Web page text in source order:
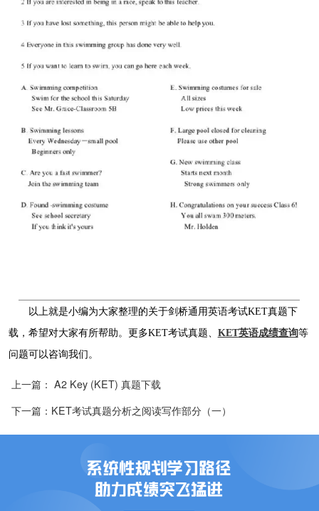
以上就是小编为大家整理的关于剑桥通用英语考试KET真题下
载，希望对大家有所帮助。更多KET考试真题、 KET英语成绩查询等
问题可以咨询我们。
上一篇： A2 Key (KET) 真题下载
下一篇：KET考试真题分析之阅读写作部分（一）